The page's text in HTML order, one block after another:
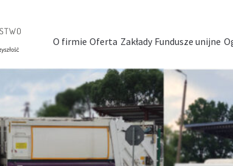
O firmie Oferta Zakłady Fundusze unijne